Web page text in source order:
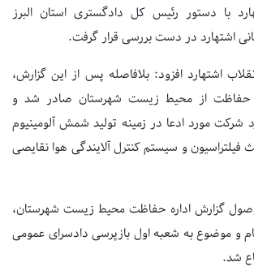
با دستور رئیس کل دادگستری استان البرز
اشتهارد در دست بررسی قرار گرفت.
اشتهارد افزود: بلافاصله پس از این گزارش،
حفاظت از محیط زیست شهرستان صادر شد و
مورد ادعا در زمینه تولید شمش آلومینیوم
فیلتراسیون و سیستم کنترل آلایندگی هوا نقایصی
گزارش اداره حفاظت محیط زیست شهرستان،
و موضوع به شعبه اول بازپرسی دادسرای عمومی
شد.